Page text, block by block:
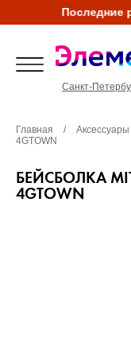
Последние
Санкт-
Главная / Аксессуары
4GTOWN
БЕЙСБОЛКА
4GTOWN